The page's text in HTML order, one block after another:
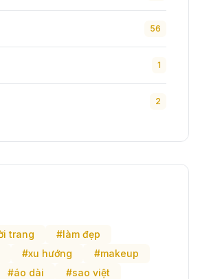
56
1
2
trang
#làm đẹp
#xu hướng
#makeup
#áo dài
#sao việt